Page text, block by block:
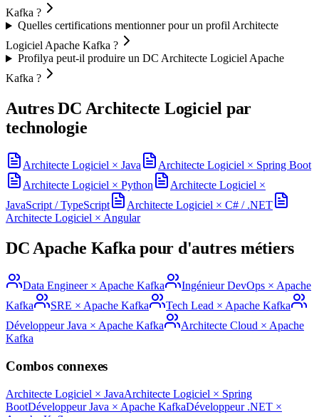
Kafka ?
Quelles certifications mentionner pour un profil Architecte
Logiciel Apache Kafka ?
Profilya peut-il produire un DC Architecte Logiciel Apache
Kafka ?
Autres DC Architecte Logiciel par
technologie
Architecte Logiciel × Java Architecte Logiciel × Spring Boot
Architecte Logiciel × Python Architecte Logiciel ×
JavaScript / TypeScript
Architecte Logiciel × C# / .NET
Architecte Logiciel × Angular
DC Apache Kafka pour d'autres métiers
Data Engineer× Apache Kafka Ingénieur DevOps × Apache
Kafka
SRE × Apache Kafka Tech Lead × Apache Kafka
Développeur Java × Apache Kafka Architecte Cloud × Apache
Kafka
Combos connexes
Architecte Logiciel × JavaArchitecte Logiciel × Spring
BootDéveloppeur Java × Apache KafkaDéveloppeur .NET ×